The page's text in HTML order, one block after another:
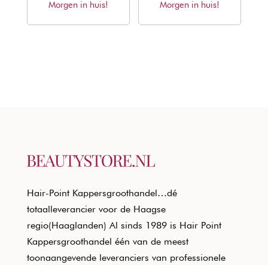
was:
is:
Morgen in huis!
was:
is:
Morgen in huis!
Hair-Point Kappersgroothandel…dé
totaalleverancier voor de Haagse
regio(Haaglanden) Al sinds 1989 is Hair Point
Kappersgroothandel één van de meest
toonaangevende leveranciers van professionele